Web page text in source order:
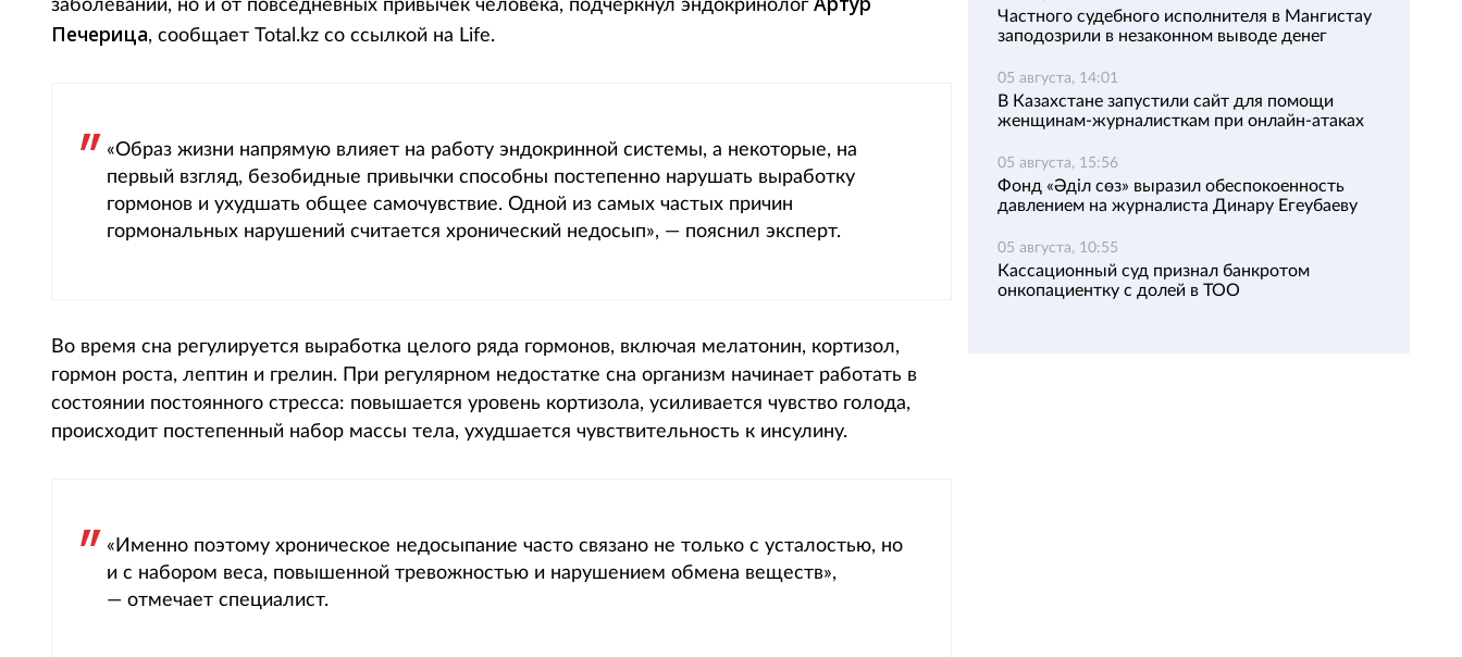
заболеваний, но и от повседневных привычек человека, подчеркнул эндокринолог
Печерица, сообщает Total.kz со ссылкой на Life.
«Образ жизни напрямую влияет на работу эндокринной системы, а некоторые, на
первый взгляд, безобидные привычки способны постепенно нарушать выработку
гормонов и ухудшать общее самочувствие. Одной из самых частых причин
гормональных нарушений считается хронический недосып», — пояснил эксперт.
Во время сна регулируется выработка целого ряда гормонов, включая мелатонин, кортизол,
гормон роста, лептин и грелин. При регулярном недостатке сна организм начинает работать в
состоянии постоянного стресса: повышается уровень кортизола, усиливается чувство голода,
происходит постепенный набор массы тела, ухудшается чувствительность к инсулину.
«Именно поэтому хроническое недосыпание часто связано не только с усталостью, но
и с набором веса, повышенной тревожностью и нарушением обмена веществ»,
— отмечает специалист.
Частного судебного исполнителя в Мангистау
заподозрили в незаконном выводе денег
05 августа, 14:01
В Казахстане запустили сайт для помощи
женщинам-журналисткам при онлайн-атаках
05 августа, 15:56
Фонд «Әділ сөз» выразил обеспокоенность
давлением на журналиста Динару Егеубаеву
05 августа, 10:55
Кассационный суд признал банкротом
онкопациентку с долей в ТОО